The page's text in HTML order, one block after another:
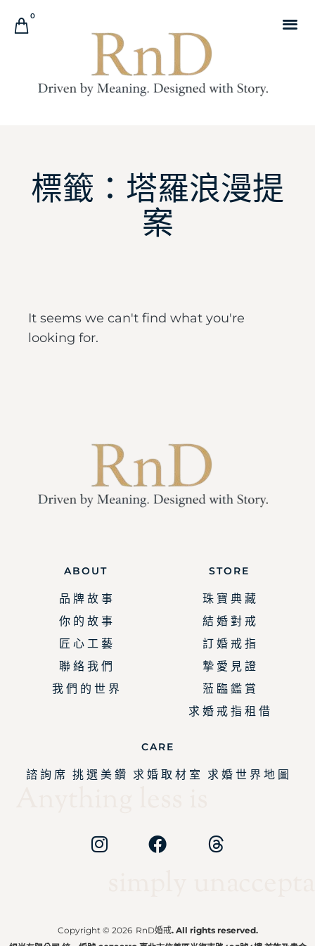
0
標籤：塔羅浪漫提
案
It seems we can't find what you're
looking for.
ABOUT
品 牌 故 事
你 的 故 事
匠 心 工 藝
聯 絡 我 們
我 們 的 世 界
STORE
珠 寶 典 藏
結 婚 對 戒
訂 婚 戒 指
摯 愛 見 證
蒞 臨 鑑 賞
求 婚 戒 指 租 借
CARE
諮 詢 席 挑 選 美 鑽 求 婚 取 材 室 求 婚 世 界 地 圖
Copyright © 2026 RnD婚戒. All rights reserved.